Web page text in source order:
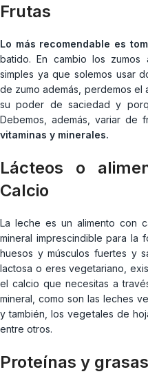
Frutas
Lo más recomendable es
batido. En cambio los zumos
simples ya que solemos usar
de zumo además, perdemos
su poder de saciedad y
Debemos, además, variar de
vitaminas y minerales.
Lácteos o
Calcio
La leche es un alimento con
mineral imprescindible para la
huesos y músculos fuertes y
lactosa o eres vegetariano,
el calcio que necesitas a
mineral, como son las leches
y también, los vegetales de
entre otros.
Proteínas y grasas